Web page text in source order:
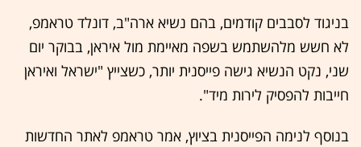
בניגוד לסבבים קודמים, בהם נשיא ארה"ב, דונלד טראמפ,
לא חשש מלהשתמש בשפה מאיימת מול איראן, בבוקר יום
שני, נקט הנשיא גישה פייסנית יותר, כשצייץ "ישראל ואיראן
חייבות להפסיק לירות מיד".
בנוסף לנימה הפייסנית בציוץ, אמר טראמפ לאתר החדשות